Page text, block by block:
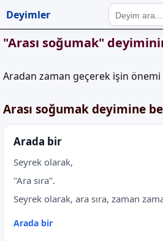
Deyimler
"Arası soğumak"
Aradan zaman geçerek işin önemi
Arası soğumak deyimine
Arada bir
Seyrek olarak,
"Ara sıra".
Seyrek olarak, ara sıra, zaman
Arada bir